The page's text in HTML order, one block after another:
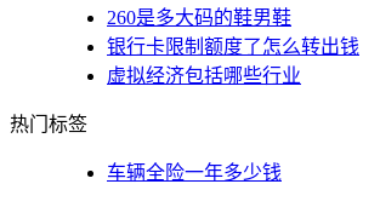
260是多大码的鞋男鞋
银行卡限制额度了怎么转出钱
虚拟经济包括哪些行业
热门标签
车辆全险一年多少钱